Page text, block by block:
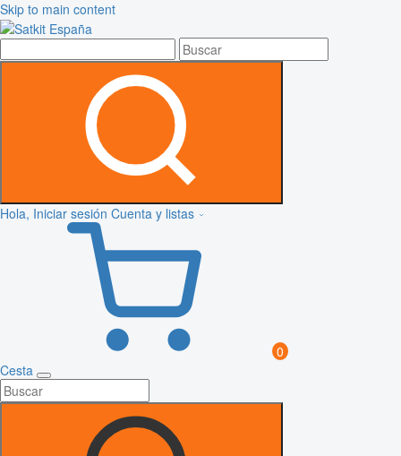
Skip to main content
Hola, Iniciar sesión Cuenta y listas
0
Cesta